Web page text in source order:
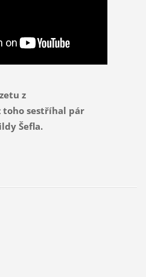
z
toho sestříhal pár
Šefla.